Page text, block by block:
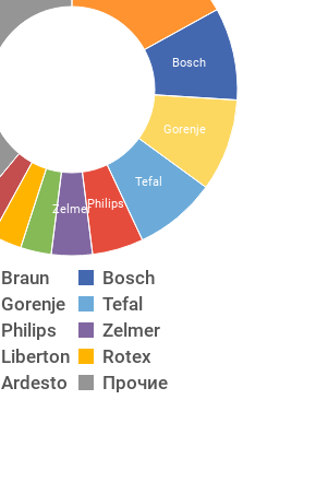
Bosch
Gorenje
Tefal
Philips
Zelmer
Braun
Bosch
Gorenje
Tefal
Philips
Zelmer
Liberton
Rotex
Ardesto
Прочие